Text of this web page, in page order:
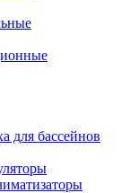
для бассейнов